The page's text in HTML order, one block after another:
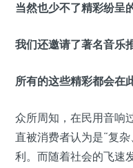
当然也少不了精彩纷呈
我们还邀请了著名音乐
所有的这些精彩都会在
众所周知，在民用音响
直被消费者认为是“复
利。而随着社会的飞速